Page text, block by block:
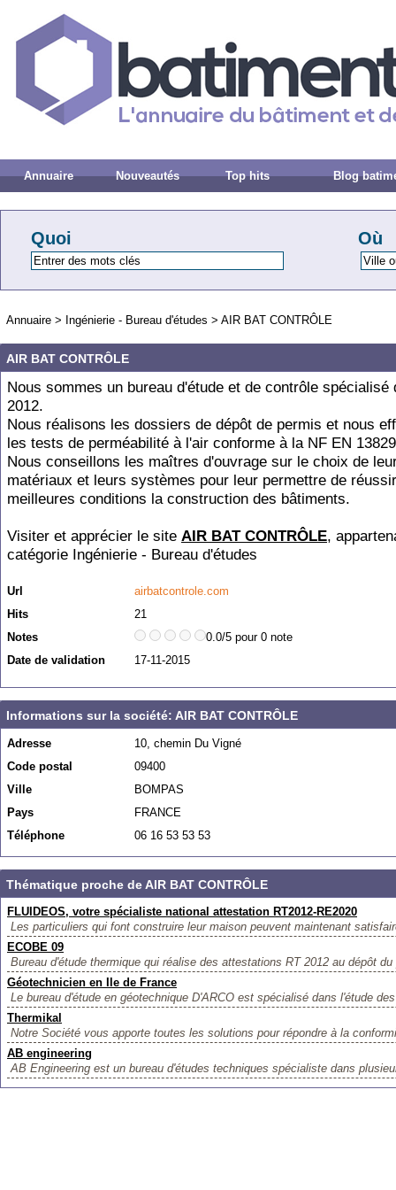
Annuaire Nouveautés Top hits Blog
Quoi Où
Annuaire > Ingénierie - Bureau d'études > AIR BAT CONTRÔLE
AIR BAT CONTRÔLE
Nous sommes un bureau d'étude et de contrôle spécialisé
2012.
Nous réalisons les dossiers de dépôt de permis et nous
les tests de perméabilité à l'air conforme à la NF EN
Nous conseillons les maîtres d'ouvrage sur le choix de
matériaux et leurs systèmes pour leur permettre de
meilleures conditions la construction des bâtiments.
Visiter et apprécier le site AIR BAT CONTRÔLE,
catégorie Ingénierie - Bureau d'études
Url
airbatcontrole.com
Hits
21
Notes
0.0/5 pour 0 note
Date de validation
17-11-2015
Informations sur la société: AIR BAT CONTRÔLE
Adresse
10, chemin Du Vigné
Code postal
09400
Ville
BOMPAS
Pays
FRANCE
Téléphone
06 16 53 53 53
Thématique proche de AIR BAT CONTRÔLE
FLUIDEOS, votre spécialiste national attestation RT2012-RE2020
Les particuliers qui font construire leur maison peuvent maintenant
ECOBE 09
Bureau d'étude thermique qui réalise des attestations RT 2012 au dépôt
Géotechnicien en Ile de France
Le bureau d'étude en géotechnique D'ARCO est spécialisé dans l'étude
Thermikal
Notre Société vous apporte toutes les solutions pour répondre à la
AB engineering
AB Engineering est un bureau d'études techniques spécialiste dans